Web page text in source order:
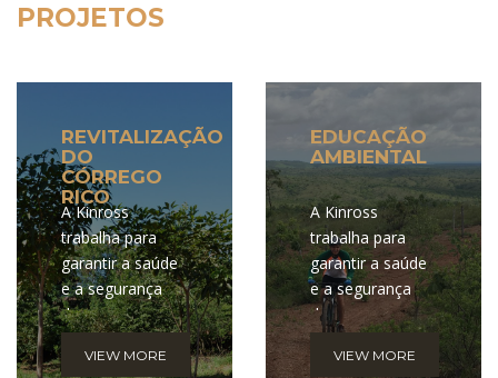
PROJETOS
REVITALIZAÇÃO
DO
CÓRREGO
RICO
A Kinross
trabalha para
garantir a saúde
e a segurança
dos seus
empregados e
das comunidades
VIEW MORE
EDUCAÇÃO
AMBIENTAL
A Kinross
trabalha para
garantir a saúde
e a segurança
dos seus
empregados e
das comunidades
VIEW MORE